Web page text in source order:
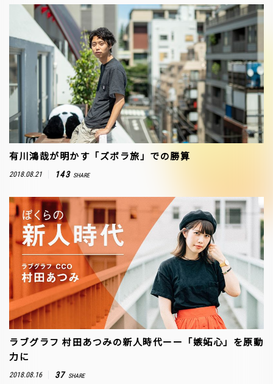
有川鴻哉が明かす「ズボラ旅」での勝算
2018.08.21 143 SHARE
ラブグラフ 村田あつみの新人時代ーー「嫉妬心」を原動
力に
2018.08.16 37 SHARE